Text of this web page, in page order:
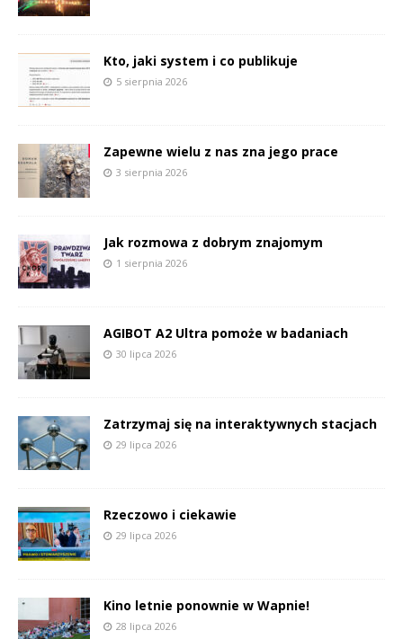
Kto, jaki system i co publikuje
5 sierpnia 2026
Zapewne wielu z nas zna jego prace
3 sierpnia 2026
Jak rozmowa z dobrym znajomym
1 sierpnia 2026
AGIBOT A2 Ultra pomoże w badaniach
30 lipca 2026
Zatrzymaj się na interaktywnych stacjach
29 lipca 2026
Rzeczowo i ciekawie
29 lipca 2026
Kino letnie ponownie w Wapnie!
28 lipca 2026